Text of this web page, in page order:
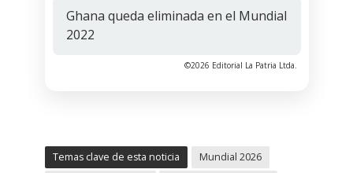
Ghana queda eliminada en el Mundial
2022
©2026 Editorial La Patria Ltda.
Temas clave de esta noticia
Mundial 2026